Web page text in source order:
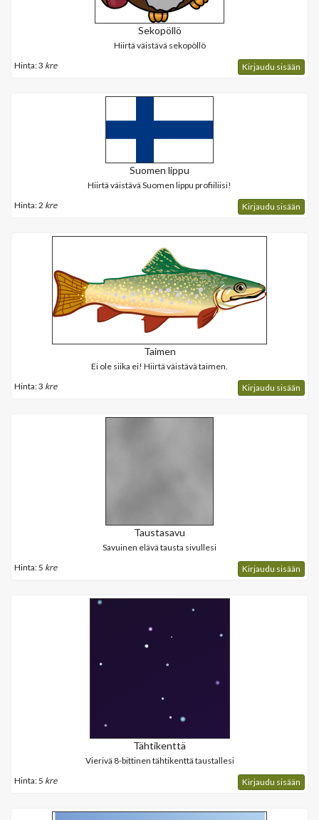
Sekopöllö
Hiirtä väistävä sekopöllö
Hinta: 3 kre Kirjaudu sisään
Suomen lippu
Hiirtä väistävä Suomen lippu profiiliisi!
Hinta: 2 kre Kirjaudu sisään
Taimen
Ei ole siika ei! Hiirtä väistävä taimen.
Hinta: 3 kre Kirjaudu sisään
Taustasavu
Savuinen elävä tausta sivullesi
Hinta: 5 kre Kirjaudu sisään
Tähtikenttä
Vierivä 8-bittinen tähtikenttä taustallesi
Hinta: 5 kre Kirjaudu sisään